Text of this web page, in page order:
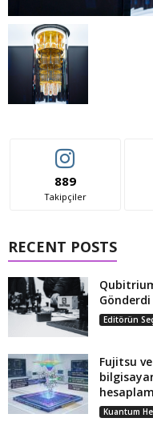
889
Takipçiler
RECENT POSTS
Gönderdi
Editörün
Fujitsu
Kuantum